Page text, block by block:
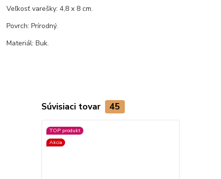
Veľkosť varešky: 4,8 x 8 cm.
Povrch: Prírodný.
Materiál: Buk.
Súvisiaci tovar 45
TOP produkt
Akcia